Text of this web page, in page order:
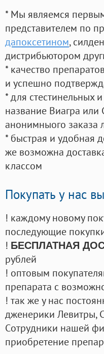
* Мы являемся
представителем по
дапоксетином,
дистрибьютором
* качество
и успешно
* для стестинельных
название Виагра или
анонимныого заказа
* быстрая и удобная
же возможна
классом
Покупать у нас
! каждому новому
последующие
! БЕСПЛАТНАЯ
рублей
! оптовым
препарата с
! так же у нас
дженерики Левитры,
Cотрудники нашей
приобретение